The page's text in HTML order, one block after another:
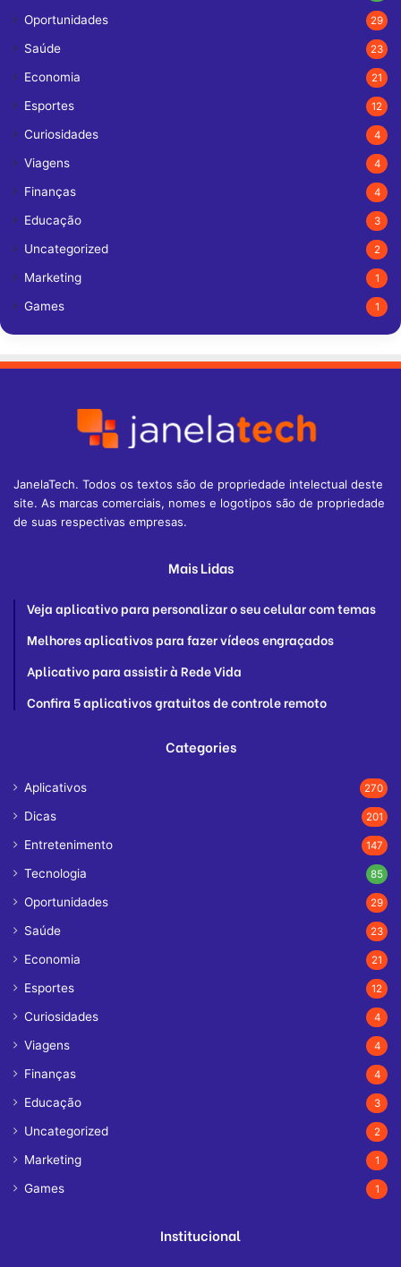
Oportunidades 29
Saúde 23
Economia 21
Esportes 12
Curiosidades 4
Viagens 4
Finanças 4
Educação 3
Uncategorized 2
Marketing 1
Games 1
JanelaTech. Todos os textos são de propriedade intelectual deste
site. As marcas comerciais, nomes e logotipos são de propriedade
de suas respectivas empresas.
Mais Lidas
Veja aplicativo para personalizar o seu celular com temas
Melhores aplicativos para fazer vídeos engraçados
Aplicativo para assistir à Rede Vida
Confira 5 aplicativos gratuitos de controle remoto
Categories
Aplicativos 270
Dicas 201
Entretenimento 147
Tecnologia 85
Oportunidades 29
Saúde 23
Economia 21
Esportes 12
Curiosidades 4
Viagens 4
Finanças 4
Educação 3
Uncategorized 2
Marketing 1
Games 1
Institucional